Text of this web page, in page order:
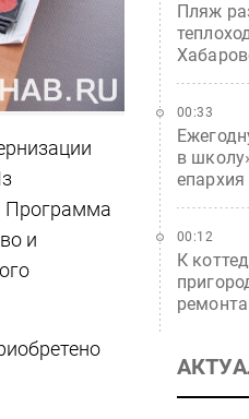
Программа
и
Пляж
в
епархия
00:33
К
ремонта
00:12